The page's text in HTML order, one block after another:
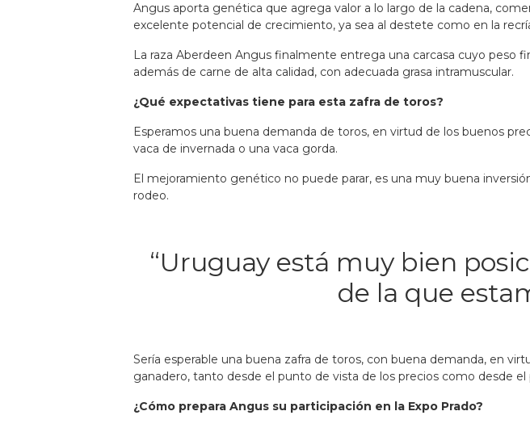
Angus aporta genética que agrega valor a lo largo de la cadena,
excelente potencial de crecimiento, ya sea al destete como en la
La raza Aberdeen Angus finalmente entrega una carcasa cuyo peso
además de carne de alta calidad, con adecuada grasa intramuscular.
¿Qué expectativas tiene para esta zafra de toros?
Esperamos una buena demanda de toros, en virtud de los buenos
vaca de invernada o una vaca gorda.
El mejoramiento genético no puede parar, es una muy buena
rodeo.
“Uruguay está muy bien
de la que
Sería esperable una buena zafra de toros, con buena demanda, en
ganadero, tanto desde el punto de vista de los precios como desde
¿Cómo prepara Angus su participación en la Expo Prado?